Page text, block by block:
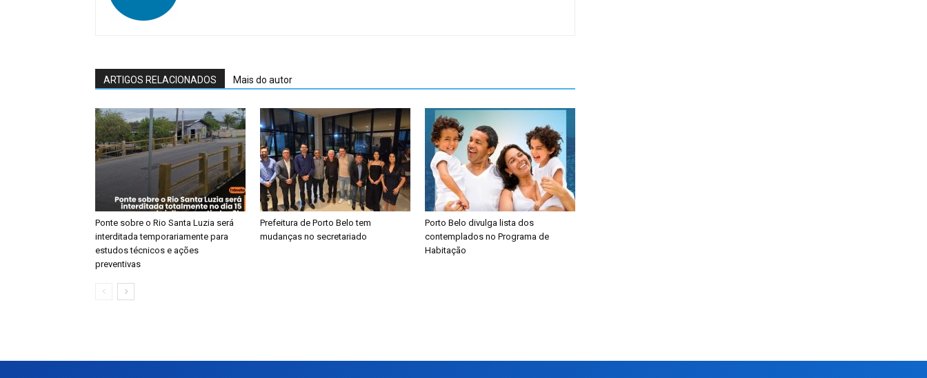
ARTIGOS RELACIONADOS Mais do autor
Ponte sobre o Rio Santa Luzia será
interditada temporariamente para
estudos técnicos e ações
preventivas
​Prefeitura de Porto Belo tem
mudanças no secretariado
​Porto Belo divulga lista dos
contemplados no Programa de
Habitação